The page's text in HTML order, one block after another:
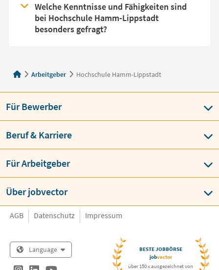
Welche Kenntnisse und Fähigkeiten sind
bei Hochschule Hamm-Lippstadt
besonders gefragt?
Arbeitgeber Hochschule Hamm-Lippstadt
Für Bewerber
Beruf & Karriere
Für Arbeitgeber
Über jobvector
AGB Datenschutz Impressum
Language
BESTE JOBBÖRSE
jobvector
über 150 x ausgezeichnet von